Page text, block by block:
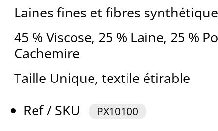
Laines fines et fibres
45 % Viscose, 25 % Laine, 25 %
Cachemire
Taille Unique, textile étirable
Ref / SKU
PX10100